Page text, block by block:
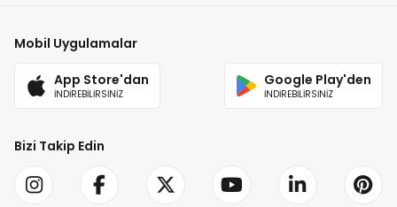
Mobil Uygulamalar
App Store'dan
İNDİREBİLİRSİNİZ
Google Play'den
İNDİREBİLİRSİNİZ
Bizi Takip Edin